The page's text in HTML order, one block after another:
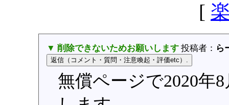
[
▼ 削除できないためお願いします投稿者： ら
無償ページで2020年